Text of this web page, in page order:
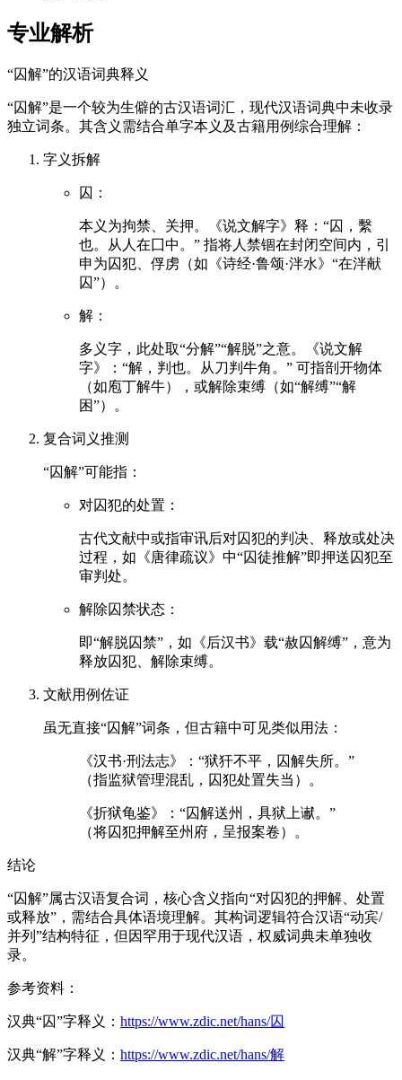
专业解析
“囚解”的汉语词典释义
“囚解”是一个较为生僻的古汉语词汇，现代汉语词典中未收录
独立词条。其含义需结合单字本义及古籍用例综合理解：
字义拆解
囚：
本义为拘禁、关押。《说文解字》释：“囚，繫
也。从人在囗中。” 指将人禁锢在封闭空间内，引
申为囚犯、俘虏（如《诗经·鲁颂·泮水》“在泮献
囚”）。
解：
多义字，此处取“分解”“解脱”之意。《说文解
字》：“解，判也。从刀判牛角。” 可指剖开物体
（如庖丁解牛），或解除束缚（如“解缚”“解
困”）。
复合词义推测
“囚解”可能指：
对囚犯的处置：
古代文献中或指审讯后对囚犯的判决、释放或处决
过程，如《唐律疏议》中“囚徒推解”即押送囚犯至
审判处。
解除囚禁状态：
即“解脱囚禁”，如《后汉书》载“赦囚解缚”，意为
释放囚犯、解除束缚。
文献用例佐证
虽无直接“囚解”词条，但古籍中可见类似用法：
《汉书·刑法志》：“狱犴不平，囚解失所。”
（指监狱管理混乱，囚犯处置失当）。
《折狱龟鉴》：“囚解送州，具狱上谳。”
（将囚犯押解至州府，呈报案卷）。
结论
“囚解”属古汉语复合词，核心含义指向“对囚犯的押解、处置
或释放”，需结合具体语境理解。其构词逻辑符合汉语“动宾/
并列”结构特征，但因罕用于现代汉语，权威词典未单独收
录。
参考资料：
汉典“囚”字释义： https://www.zdic.net/hans/囚
汉典“解”字释义： https://www.zdic.net/hans/解